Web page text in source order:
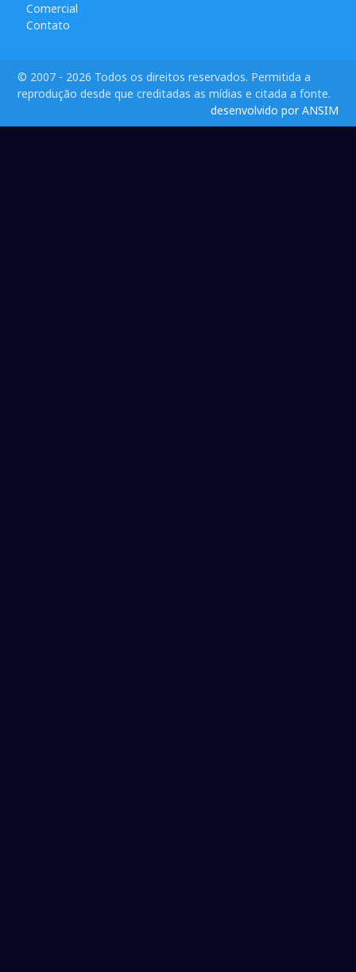
Comercial
Contato
© 2007 - 2026 Todos os direitos reservados. Permitida a
reprodução desde que creditadas as mídias e citada a fonte.
desenvolvido por ANSIM